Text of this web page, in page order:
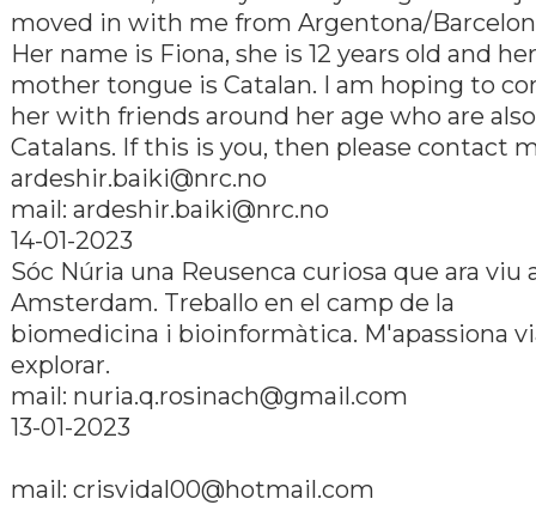
moved in with me from Argentona/
Her name is Fiona, she is 12 years old and her
mother tongue is Catalan. I am hoping to
her with friends around her age who are also
Catalans. If this is you, then please contact
ardeshir.baiki@nrc.no
mail: ardeshir.baiki@nrc.no
14-01-2023
Sóc Núria una Reusenca curiosa que ara viu
Amsterdam. Treballo en el camp de la
biomedicina i bioinformàtica. M'apassiona
explorar.
mail: nuria.q.rosinach@gmail.com
13-01-2023
mail: crisvidal00@hotmail.com